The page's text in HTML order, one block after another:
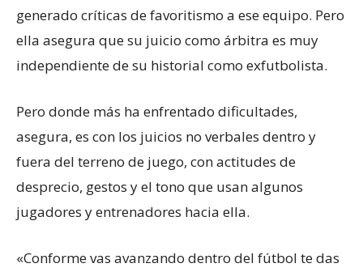
generado críticas de favoritismo a ese equipo. Pero
ella asegura que su juicio como árbitra es muy
independiente de su historial como exfutbolista.
Pero donde más ha enfrentado dificultades,
asegura, es con los juicios no verbales dentro y
fuera del terreno de juego, con actitudes de
desprecio, gestos y el tono que usan algunos
jugadores y entrenadores hacia ella.
«Conforme vas avanzando dentro del fútbol te das